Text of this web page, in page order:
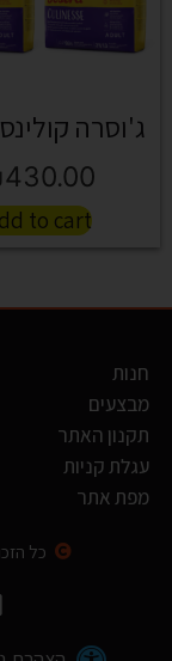
ג'וסרה קולינס 10ק...
430.00
to cart
חנות
מבצעים
תקנון האתר
עגלת קניות
מפת אתר
כל